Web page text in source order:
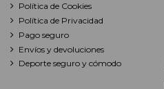
Política de Cookies
Política de Privacidad
Pago seguro
Envíos y devoluciones
Deporte seguro y cómodo